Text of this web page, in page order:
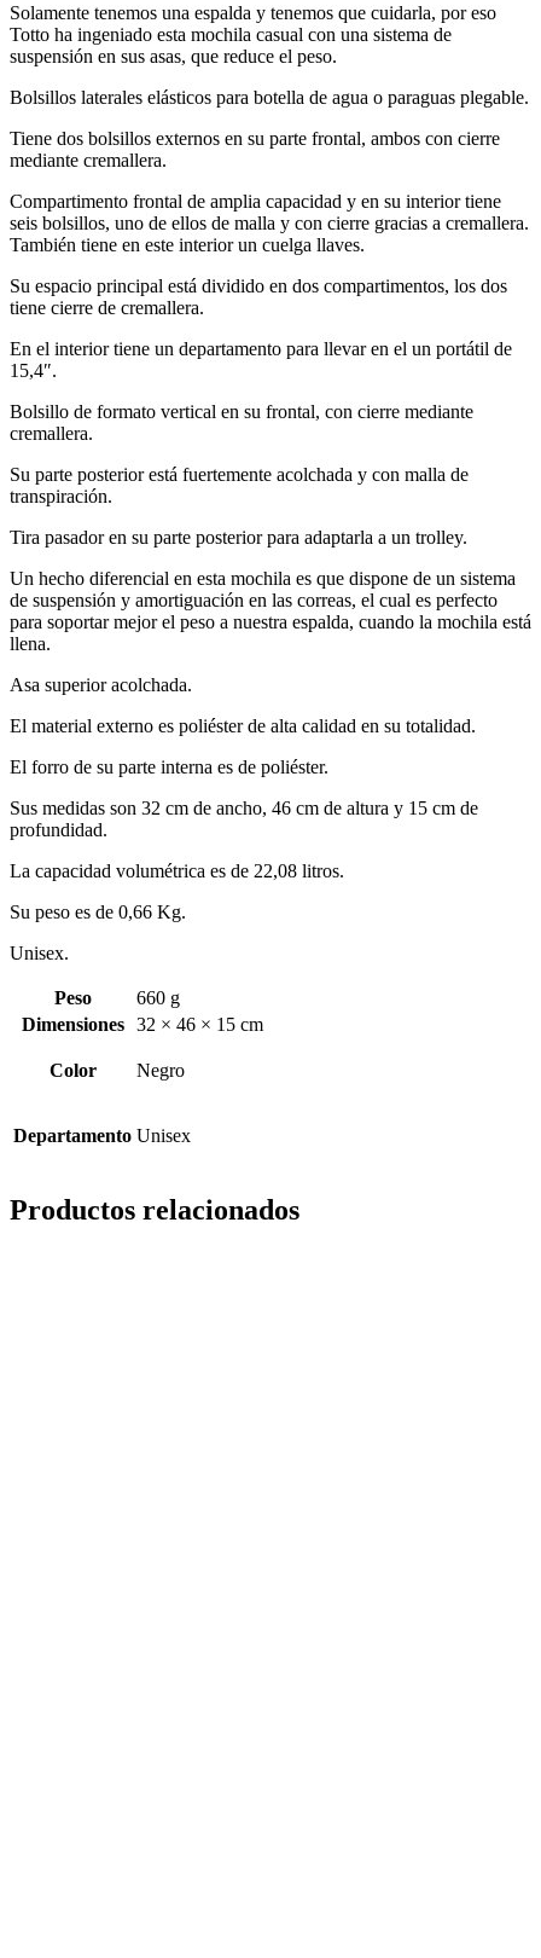
Solamente tenemos una espalda y tenemos que cuidarla, por eso
Totto ha ingeniado esta mochila casual con una sistema de
suspensión en sus asas, que reduce el peso.
Bolsillos laterales elásticos para botella de agua o paraguas plegable.
Tiene dos bolsillos externos en su parte frontal, ambos con cierre
mediante cremallera.
Compartimento frontal de amplia capacidad y en su interior tiene
seis bolsillos, uno de ellos de malla y con cierre gracias a cremallera.
También tiene en este interior un cuelga llaves.
Su espacio principal está dividido en dos compartimentos, los dos
tiene cierre de cremallera.
En el interior tiene un departamento para llevar en el un portátil de
15,4″.
Bolsillo de formato vertical en su frontal, con cierre mediante
cremallera.
Su parte posterior está fuertemente acolchada y con malla de
transpiración.
Tira pasador en su parte posterior para adaptarla a un trolley.
Un hecho diferencial en esta mochila es que dispone de un sistema
de suspensión y amortiguación en las correas, el cual es perfecto
para soportar mejor el peso a nuestra espalda, cuando la mochila está
llena.
Asa superior acolchada.
El material externo es poliéster de alta calidad en su totalidad.
El forro de su parte interna es de poliéster.
Sus medidas son 32 cm de ancho, 46 cm de altura y 15 cm de
profundidad.
La capacidad volumétrica es de 22,08 litros.
Su peso es de 0,66 Kg.
Unisex.
Peso
660 g
Dimensiones
32 × 46 × 15 cm
Color Negro
Departamento Unisex
Productos relacionados